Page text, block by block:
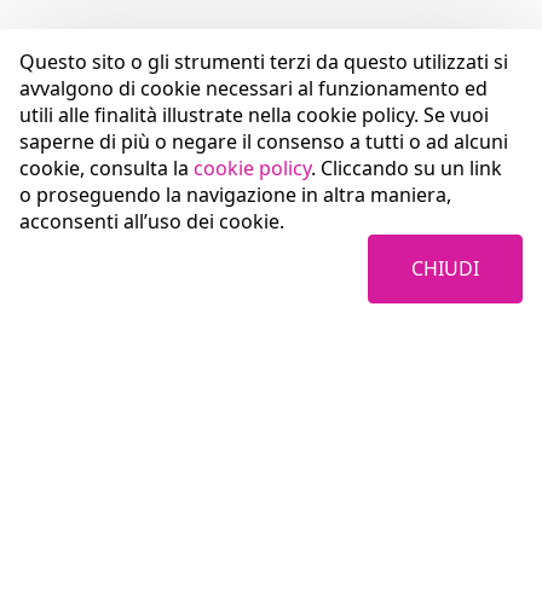
Questo sito o gli strumenti terzi da questo utilizzati si
avvalgono di cookie necessari al funzionamento ed
utili alle finalità illustrate nella cookie policy. Se vuoi
saperne di più o negare il consenso a tutti o ad alcuni
cookie, consulta la cookie policy. Cliccando su un link
o proseguendo la navigazione in altra maniera,
acconsenti all’uso dei cookie.
CHIUDI